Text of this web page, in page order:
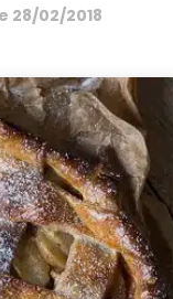
28/02/2018